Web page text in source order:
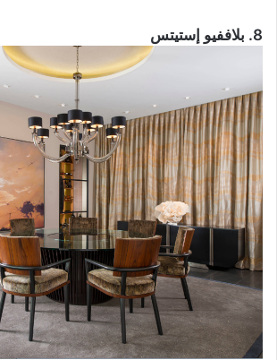
8. بلاففيو إستيتس